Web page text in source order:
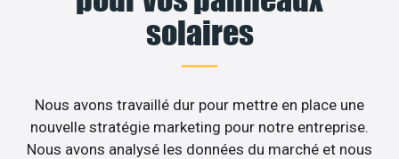
solaires
Nous avons travaillé dur pour mettre en place une
nouvelle stratégie marketing pour notre entreprise.
Nous avons analysé les données du marché et nous